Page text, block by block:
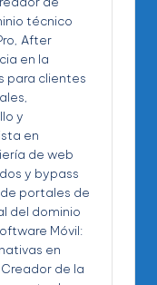
técnico
After
en la
para clientes
y
en
de web
y bypass
portales de
del dominio
Móvil:
en
de la